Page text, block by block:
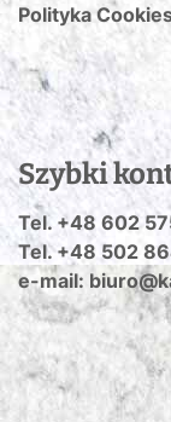
Polityka
Szybki
Tel. +48 602
Tel. +48 502
e-mail: